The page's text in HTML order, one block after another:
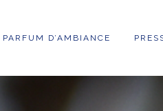
PARFUM D’AMBIANCE